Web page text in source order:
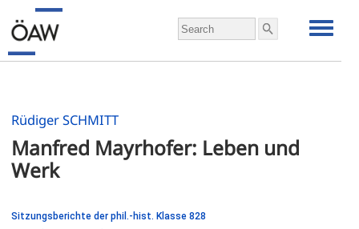
Rüdiger SCHMITT
Manfred Mayrhofer: Leben und
Werk
Sitzungsberichte der phil.-hist. Klasse 828